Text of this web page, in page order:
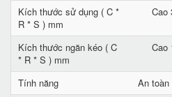
Kích thước sử dụng ( C *
R * S ) mm
Cao
Kích thước ngăn kéo ( C
* R * S ) mm
Cao
Tính năng
An toàn